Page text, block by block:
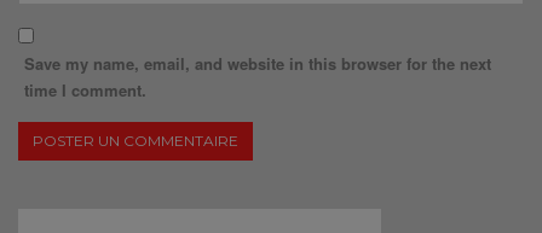
Save my name, email, and website in this browser for the next
time I comment.